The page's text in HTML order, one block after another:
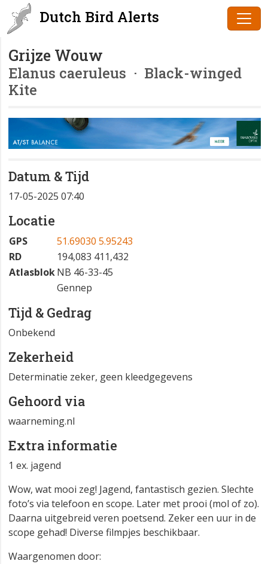
Dutch Bird Alerts
Grijze Wouw
Elanus caeruleus · Black-winged
Kite
Datum & Tijd
17-05-2025 07:40
Locatie
GPS
51.69030 5.95243
RD
194,083 411,432
AtlasblokNB 46-33-45
Gennep
Tijd & Gedrag
Onbekend
Zekerheid
Determinatie zeker, geen kleedgegevens
Gehoord via
waarneming.nl
Extra informatie
1 ex. jagend
Wow, wat mooi zeg! Jagend, fantastisch gezien. Slechte
foto’s via telefoon en scope. Later met prooi (mol of zo).
Daarna uitgebreid veren poetsend. Zeker een uur in de
scope gehad! Diverse filmpjes beschikbaar.
Waargenomen door: